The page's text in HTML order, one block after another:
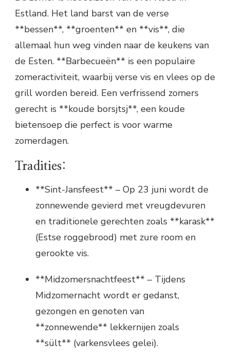
Estland. Het land barst van de verse
**bessen**, **groenten** en **vis**, die
allemaal hun weg vinden naar de keukens van
de Esten. **Barbecueën** is een populaire
zomeractiviteit, waarbij verse vis en vlees op de
grill worden bereid. Een verfrissend zomers
gerecht is **koude borsjtsj**, een koude
bietensoep die perfect is voor warme
zomerdagen.
Tradities:
**Sint-Jansfeest** – Op 23 juni wordt de
zonnewende gevierd met vreugdevuren
en traditionele gerechten zoals **karask**
(Estse roggebrood) met zure room en
gerookte vis.
**Midzomersnachtfeest** – Tijdens
Midzomernacht wordt er gedanst,
gezongen en genoten van
**zonnewende** lekkernijen zoals
**sült** (varkensvlees gelei).